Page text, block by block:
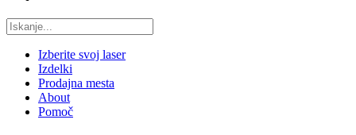
Izberite svoj laser
Izdelki
Prodajna mesta
About
Pomoč